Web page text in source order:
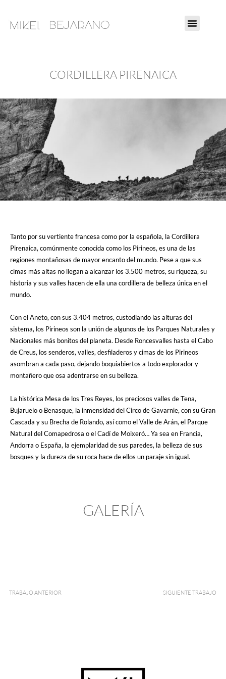
contenido
CORDILLERA PIRENAICA
Tanto por su vertiente francesa como por la española, la Cordillera
Pirenaica, comúnmente conocida como los Pirineos, es una de las
regiones montañosas de mayor encanto del mundo. Pese a que sus
cimas más altas no llegan a alcanzar los 3.500 metros, su riqueza, su
historia y sus valles hacen de ella una cordillera de belleza única en el
mundo.
Con el Aneto, con sus 3.404 metros, custodiando las alturas del
sistema, los Pirineos son la unión de algunos de los Parques Naturales y
Nacionales más bonitos del planeta. Desde Roncesvalles hasta el Cabo
de Creus, los senderos, valles, desfiladeros y cimas de los Pirineos
asombran a cada paso, dejando boquiabiertos a todo explorador y
montañero que osa adentrarse en su belleza.
La histórica Mesa de los Tres Reyes, los preciosos valles de Tena,
Bujaruelo o Benasque, la inmensidad del Circo de Gavarnie, con su Gran
Cascada y su Brecha de Rolando, así como el Valle de Arán, el Parque
Natural del Comapedrosa o el Cadí de Moixeró… Ya sea en Francia,
Andorra o España, la ejemplaridad de sus paredes, la belleza de sus
bosques y la dureza de su roca hace de ellos un paraje sin igual.
GALERÍA
Ant
TRABAJO ANTERIOR SIGUIENTE TRABAJO